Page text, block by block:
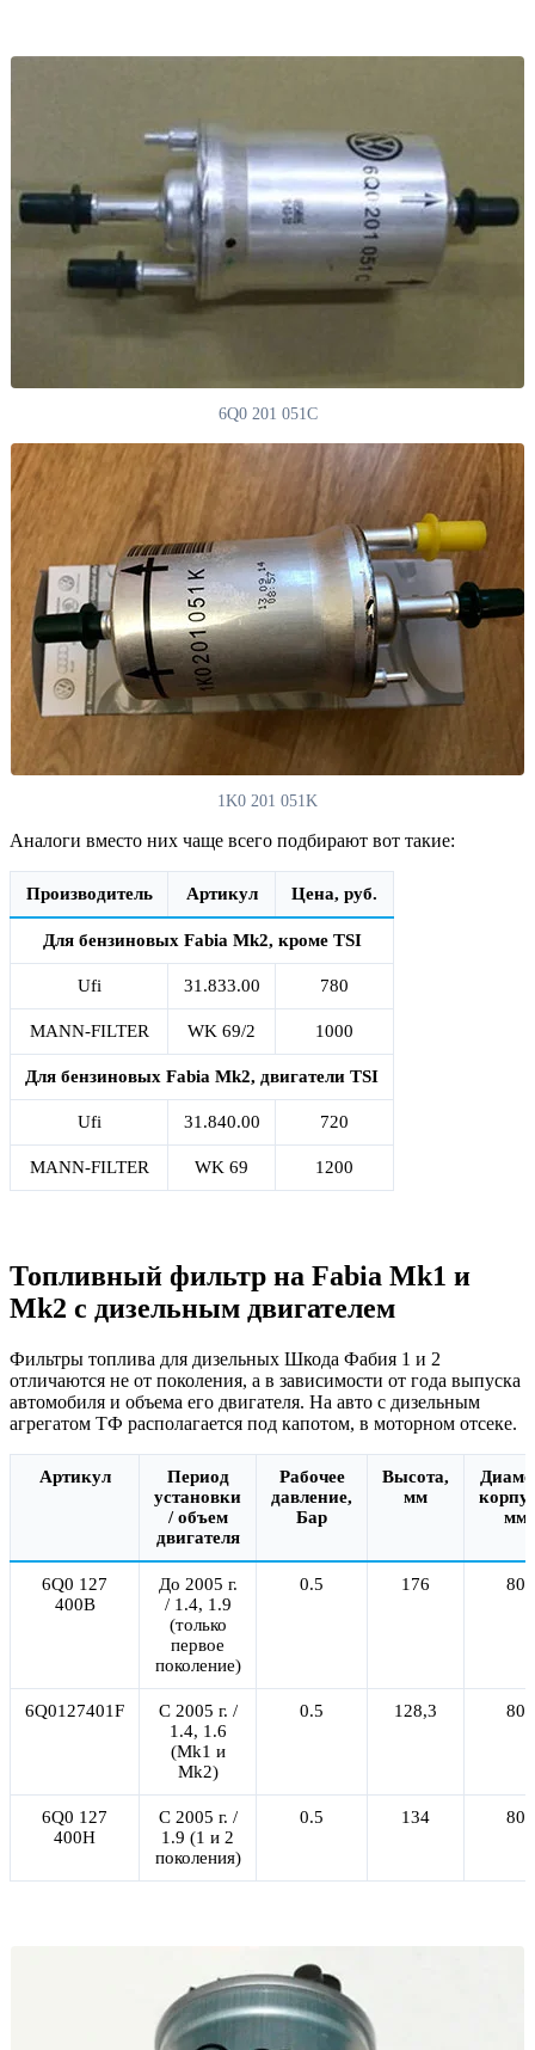
6Q0 201 051C
1K0 201 051K
Аналоги вместо них чаще всего подбирают вот такие:
Производитель Артикул Цена, руб.
Для бензиновых Fabia Mk2, кроме TSI
Ufi 31.833.00 780
MANN-FILTER WK 69/2 1000
Для бензиновых Fabia Mk2, двигатели TSI
Ufi 31.840.00 720
MANN-FILTER WK 69 1200
Топливный фильтр на Fabia Mk1 и
Mk2 с дизельным двигателем
Фильтры топлива для дизельных Шкода Фабия 1 и 2
отличаются не от поколения, а в зависимости от года выпуска
автомобиля и объема его двигателя. На авто с дизельным
агрегатом ТФ располагается под капотом, в моторном отсеке.
Артикул
Период
установки
/ объем
двигателя
Рабочее
давление,
Бар
Высота,
мм
мм
6Q0 127
400B
До 2005 г.
/ 1.4, 1.9
(только
первое
поколение)
0.5 176 80
6Q0127401F
С 2005 г. /
1.4, 1.6
(Mk1 и
Mk2)
0.5 128,3 80
6Q0 127
400H
С 2005 г. /
1.9 (1 и 2
поколения)
0.5 134 80